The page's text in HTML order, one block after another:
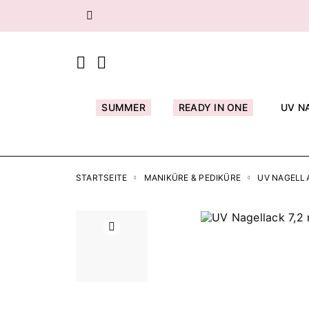
Zurück
SUMMER READY IN ONE UV
STARTSEITE MANIKÜRE & PEDIKÜRE UV
Zurück